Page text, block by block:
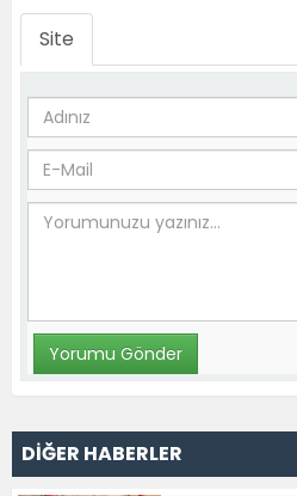
Site
DİĞER HABERLER